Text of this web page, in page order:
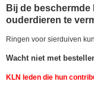
Bij de
ouderdieren te
Ringen voor sierduiven
Wacht niet met
KLN leden die hun